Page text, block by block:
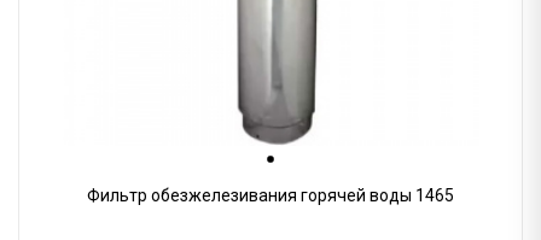
Фильтр обезжелезивания горячей воды 1465